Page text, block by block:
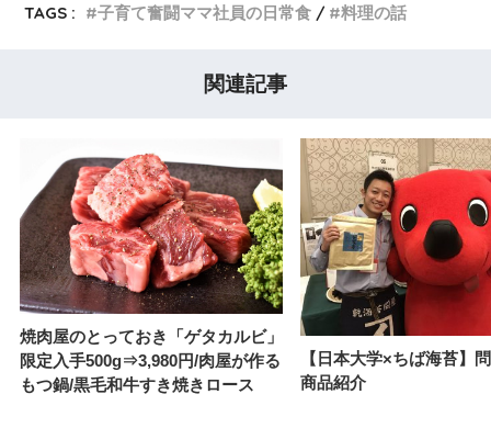
TAGS :
子育て奮闘ママ社員の日常食 料理の話
関連記事
焼肉屋のとっておき「ゲタカルビ」
限定入手500g⇒3,980円/肉屋が作る
もつ鍋/黒毛和牛すき焼きロース
【日本大学×ちば海苔】
商品紹介